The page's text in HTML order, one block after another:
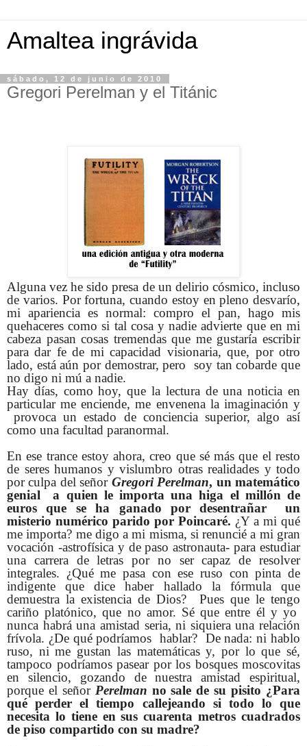
Amaltea ingrávida
sábado, 12 de junio de 2010
Gregori Perelman y el Titánic
Alguna vez he sido presa de un delirio cósmico, incluso
de varios. Por fortuna, cuando estoy en pleno desvarío,
mi apariencia es normal: compro el pan, hago mis
quehaceres como si tal cosa y nadie advierte que en mi
cabeza pasan cosas tremendas que me gustaría escribir
para dar fe de mi capacidad visionaria, que, por otro
lado, está aún por demostrar, pero soy tan cobarde que
no digo ni mú a nadie.
Hay días, como hoy, que la lectura de una noticia en
particular me enciende, me envenena la imaginación y
provoca un estado de conciencia superior, algo así
como una facultad paranormal.
En ese trance estoy ahora, creo que sé más que el resto
de seres humanos y vislumbro otras realidades y todo
por culpa del señor Gregori Perelman, un matemático
genial a quien le importa una higa el millón de
euros que se ha ganado por desentrañar un
misterio numérico parido por Poincaré. ¿Y a mi qué
me importa? me digo a mi misma, si renuncié a mi gran
vocación -astrofísica y de paso astronauta- para estudiar
una carrera de letras por no ser capaz de resolver
integrales. ¿Qué me pasa con ese ruso con pinta de
indigente que dice haber hallado la fórmula que
demuestra la existencia de Dios? Pues que le tengo
cariño platónico, que no amor. Sé que entre él y yo
nunca habrá una amistad seria, ni siquiera una relación
frívola. ¿De qué podríamos hablar? De nada: ni hablo
ruso, ni me gustan las matemáticas y, por lo que sé,
tampoco podríamos pasear por los bosques moscovitas
en silencio, gozando de nuestra amistad espiritual,
porque el señor Perelman no sale de su pisito ¿Para
qué perder el tiempo callejeando si todo lo que
necesita lo tiene en sus cuarenta metros cuadrados
de piso compartido con su madre?